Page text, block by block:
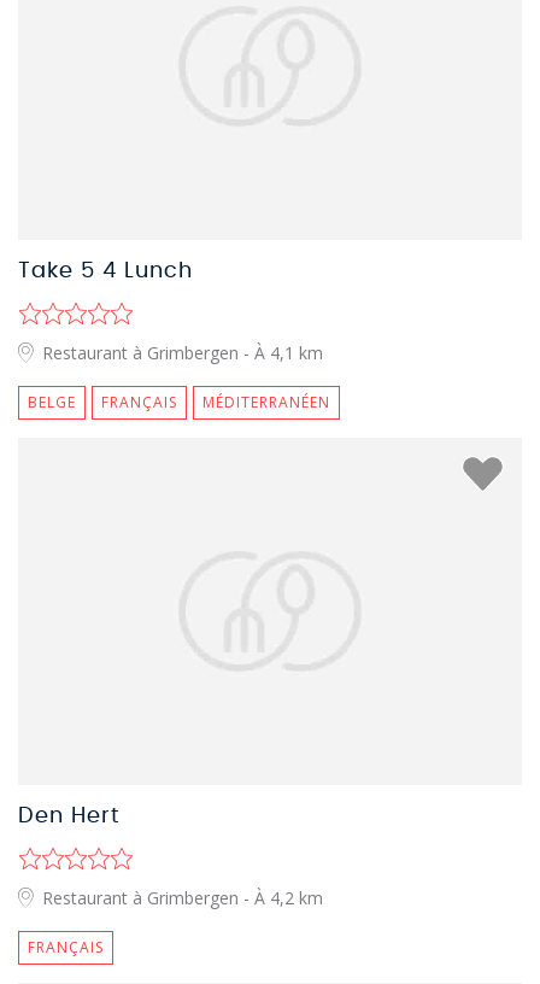
Take 5 4 Lunch
Restaurant à Grimbergen - À 4,1 km
BELGE FRANÇAIS MÉDITERRANÉEN
Den Hert
Restaurant à Grimbergen - À 4,2 km
FRANÇAIS